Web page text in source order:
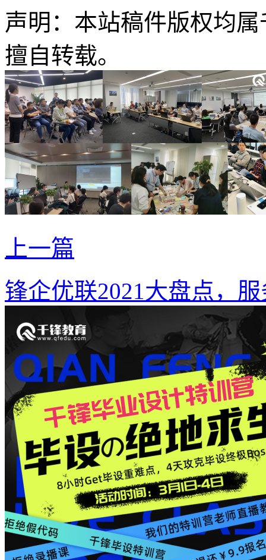
声明：本站稿件版权均
擅自转载。
上一篇
锋企优联2021大盘点，